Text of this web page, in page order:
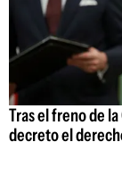
Tras el freno de
decreto el